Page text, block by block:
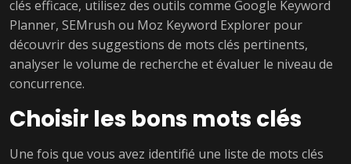
clés efficace, utilisez des outils comme Google Keyword
Planner, SEMrush ou Moz Keyword Explorer pour
découvrir des suggestions de mots clés pertinents,
analyser le volume de recherche et évaluer le niveau de
concurrence.
Choisir les bons mots clés
Une fois que vous avez identifié une liste de mots clés